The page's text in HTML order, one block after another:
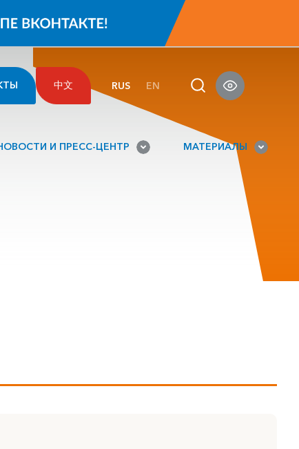
中文 RUS EN
И ПРЕСС-ЦЕНТР МАТЕРИАЛЫ